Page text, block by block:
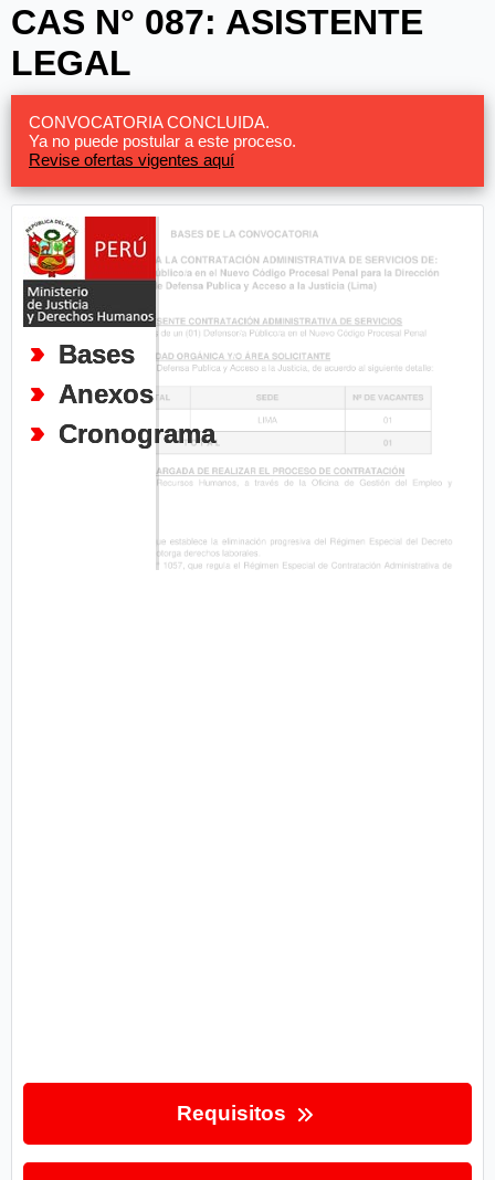
CAS N° 087: ASISTENTE
LEGAL
CONVOCATORIA CONCLUIDA.
Ya no puede postular a este proceso.
Revise ofertas vigentes aquí
Bases
Anexos
Cronograma
Requisitos